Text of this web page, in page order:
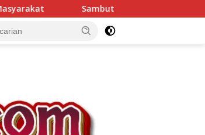
HUT ke-81 RI, Polsek Muara Beliti Iptu